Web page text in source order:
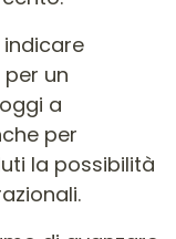
un
a
per
la possibilità